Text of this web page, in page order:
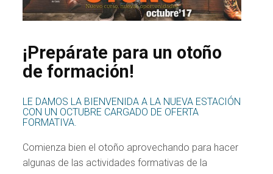
¡Prepárate para un otoño
de formación!
LE DAMOS LA BIENVENIDA A LA NUEVA ESTACIÓN
CON UN OCTUBRE CARGADO DE OFERTA
FORMATIVA.
Comienza bien el otoño aprovechando para hacer
algunas de las actividades formativas de la